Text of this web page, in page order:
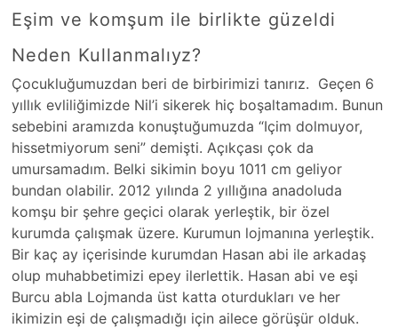
Eşim ve komşum ile birlikte güzeldi
Neden Kullanmalıyz?
Çocukluğumuzdan beri de birbirimizi tanırız. Geçen 6
yıllık evliliğimizde Nil’i sikerek hiç boşaltamadım. Bunun
sebebini aramızda konuştuğumuzda “Içim dolmuyor,
hissetmiyorum seni” demişti. Açıkçası çok da
umursamadım. Belki sikimin boyu 1011 cm geliyor
bundan olabilir. 2012 yılında 2 yıllığına anadoluda
komşu bir şehre geçici olarak yerleştik, bir özel
kurumda çalışmak üzere. Kurumun lojmanına yerleştik.
Bir kaç ay içerisinde kurumdan Hasan abi ile arkadaş
olup muhabbetimizi epey ilerlettik. Hasan abi ve eşi
Burcu abla Lojmanda üst katta oturdukları ve her
ikimizin eşi de çalışmadığı için ailece görüşür olduk.